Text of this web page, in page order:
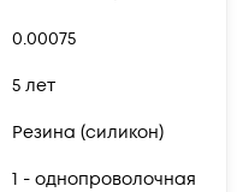
0.00075
5 лет
Резина (силикон)
1 - однопроволочная